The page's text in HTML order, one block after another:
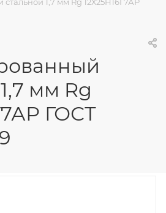
мм Rg
ГОСТ